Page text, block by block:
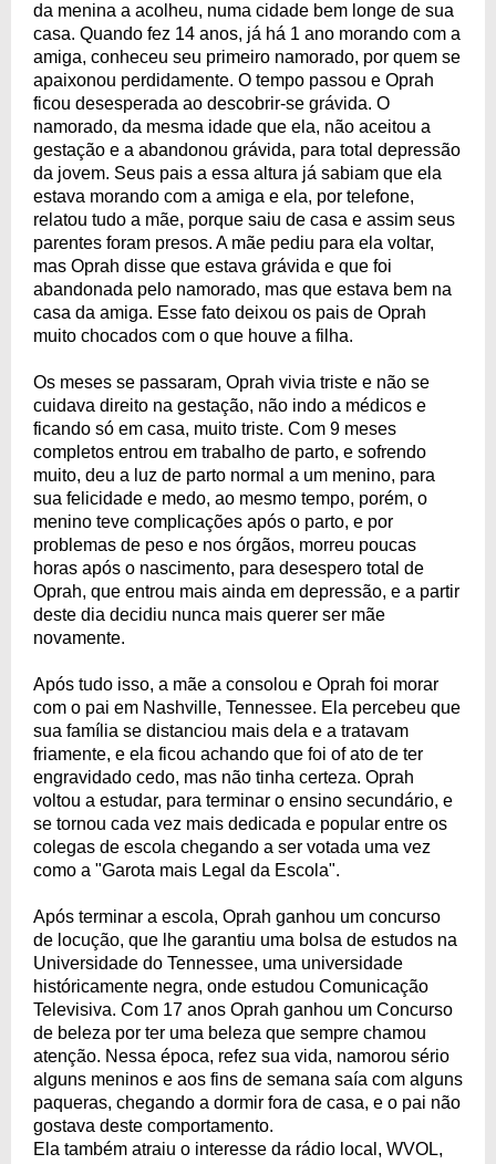
da menina a acolheu, numa cidade bem longe de sua
casa. Quando fez 14 anos, já há 1 ano morando com a
amiga, conheceu seu primeiro namorado, por quem se
apaixonou perdidamente. O tempo passou e Oprah
ficou desesperada ao descobrir-se grávida. O
namorado, da mesma idade que ela, não aceitou a
gestação e a abandonou grávida, para total depressão
da jovem. Seus pais a essa altura já sabiam que ela
estava morando com a amiga e ela, por telefone,
relatou tudo a mãe, porque saiu de casa e assim seus
parentes foram presos. A mãe pediu para ela voltar,
mas Oprah disse que estava grávida e que foi
abandonada pelo namorado, mas que estava bem na
casa da amiga. Esse fato deixou os pais de Oprah
muito chocados com o que houve a filha.
Os meses se passaram, Oprah vivia triste e não se
cuidava direito na gestação, não indo a médicos e
ficando só em casa, muito triste. Com 9 meses
completos entrou em trabalho de parto, e sofrendo
muito, deu a luz de parto normal a um menino, para
sua felicidade e medo, ao mesmo tempo, porém, o
menino teve complicações após o parto, e por
problemas de peso e nos órgãos, morreu poucas
horas após o nascimento, para desespero total de
Oprah, que entrou mais ainda em depressão, e a partir
deste dia decidiu nunca mais querer ser mãe
novamente.
Após tudo isso, a mãe a consolou e Oprah foi morar
com o pai em Nashville, Tennessee. Ela percebeu que
sua família se distanciou mais dela e a tratavam
friamente, e ela ficou achando que foi of ato de ter
engravidado cedo, mas não tinha certeza. Oprah
voltou a estudar, para terminar o ensino secundário, e
se tornou cada vez mais dedicada e popular entre os
colegas de escola chegando a ser votada uma vez
como a "Garota mais Legal da Escola".
Após terminar a escola, Oprah ganhou um concurso
de locução, que lhe garantiu uma bolsa de estudos na
Universidade do Tennessee, uma universidade
históricamente negra, onde estudou Comunicação
Televisiva. Com 17 anos Oprah ganhou um Concurso
de beleza por ter uma beleza que sempre chamou
atenção. Nessa época, refez sua vida, namorou sério
alguns meninos e aos fins de semana saía com alguns
paqueras, chegando a dormir fora de casa, e o pai não
gostava deste comportamento.
Ela também atraiu o interesse da rádio local, WVOL,